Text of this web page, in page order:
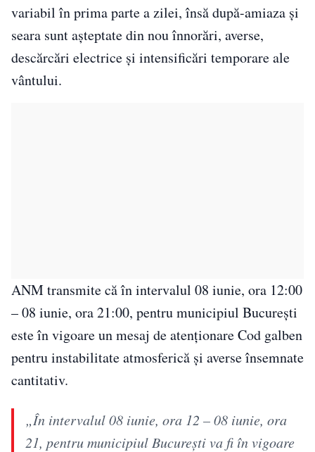
variabil în prima parte a zilei, însă după-amiaza și
seara sunt așteptate din nou înnorări, averse,
descărcări electrice și intensificări temporare ale
vântului.
ANM transmite că în intervalul 08 iunie, ora 12:00
– 08 iunie, ora 21:00, pentru municipiul București
este în vigoare un mesaj de atenționare Cod galben
pentru instabilitate atmosferică și averse însemnate
cantitativ.
„În intervalul 08 iunie, ora 12 – 08 iunie, ora
21, pentru municipiul București va fi în vigoare